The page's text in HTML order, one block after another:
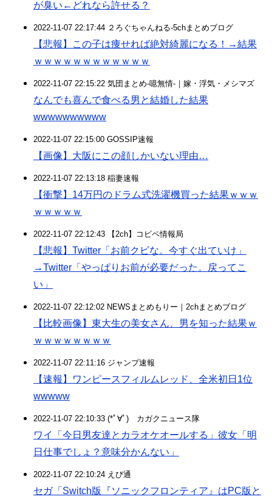
が臭い←どれなら許せる？
2022-11-07 22:17:44 ２ろぐちゃんねる-5chまとめブログ
【悲報】この子は痩せれば絶対綺麗になる！→結果
ｗｗｗｗｗｗｗｗｗｗｗｗ
2022-11-07 22:15:22 気団まとめ-噫無情-｜嫁・浮気・メシマズ
なんでも喜んで食べる男と結婚した結果
wwwwwwwwww
2022-11-07 22:15:00 GOSSIP速報
【画像】大阪にこの顔しかいない理由…
2022-11-07 22:13:18 稲妻速報
【衝撃】14万円のドラム式洗濯機買った結果ｗｗｗ
ｗｗｗｗｗ
2022-11-07 22:12:43 【2ch】コピペ情報局
【悲報】Twitter「お前クビな。今すぐ出ていけ」
→Twitter「やっぱりお前が必要だった。戻ってこ
い」
2022-11-07 22:12:02 NEWSまとめもりー｜2chまとめブログ
【比較画像】東大生の美女さん、男を知った結果ｗ
ｗｗｗｗｗｗｗｗ
2022-11-07 22:11:16 ジャンプ速報
【速報】ワンピースフィルムレッド、全米初日1位
wwwww
2022-11-07 22:10:33 (*ﾟ∀ﾟ)ゞカガクニュース隊
ワイ「今日男友達とカラオケオールする」彼女「明
日仕事でしょ？意味分かんない」
2022-11-07 22:10:24 えび通
セガ「Switch版『ソニックフロンティア』はPC版と